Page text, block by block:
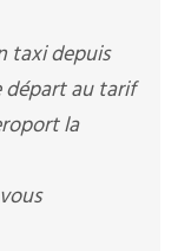
taxi depuis
départ au tarif
la